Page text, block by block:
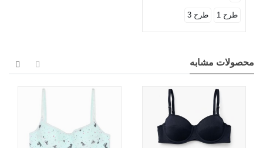
طرح 1 طرح 3
محصولات مشابه